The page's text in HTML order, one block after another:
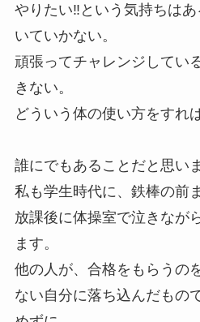
やりたい‼️という気持ちは
いていかない。
頑張ってチャレンジしてい
きない。
どういう体の使い方をすれ
誰にでもあることだと思い
私も学生時代に、鉄棒の前
放課後に体操室で泣きなが
ます。
他の人が、合格をもらうの
ない自分に落ち込んだもの